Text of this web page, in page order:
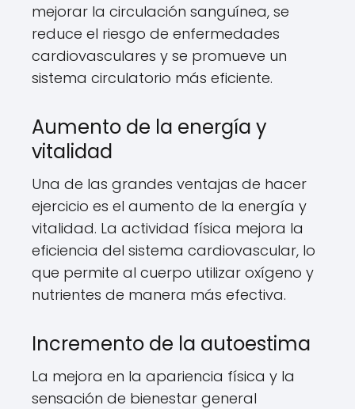
mejorar la circulación sanguínea, se
reduce el riesgo de enfermedades
cardiovasculares y se promueve un
sistema circulatorio más eficiente.
Aumento de la energía y
vitalidad
Una de las grandes ventajas de hacer
ejercicio es el aumento de la energía y
vitalidad. La actividad física mejora la
eficiencia del sistema cardiovascular, lo
que permite al cuerpo utilizar oxígeno y
nutrientes de manera más efectiva.
Incremento de la autoestima
La mejora en la apariencia física y la
sensación de bienestar general